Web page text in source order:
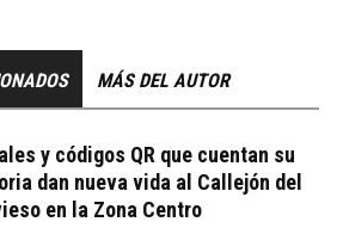
MÁS DEL AUTOR
y códigos QR que cuentan su
dan nueva vida al Callejón del
en la Zona Centro